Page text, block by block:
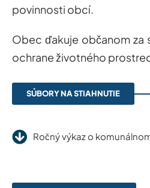
povinnosti obcí.
Obec ďakuje občanom
ochrane životného
SÚBORY NA STIAHNUTIE
Ročný výkaz o